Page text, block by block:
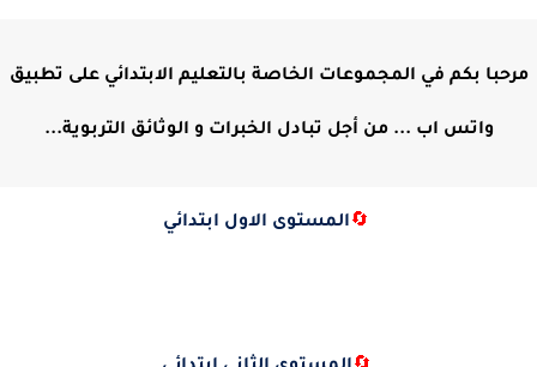
مرحبا بكم في المجموعات الخاصة بالتعليم الابتدائي على تطبيق
واتس اب ... من أجل تبادل الخبرات و الوثائق التربوية...
🔄المستوى الاول ابتدائي